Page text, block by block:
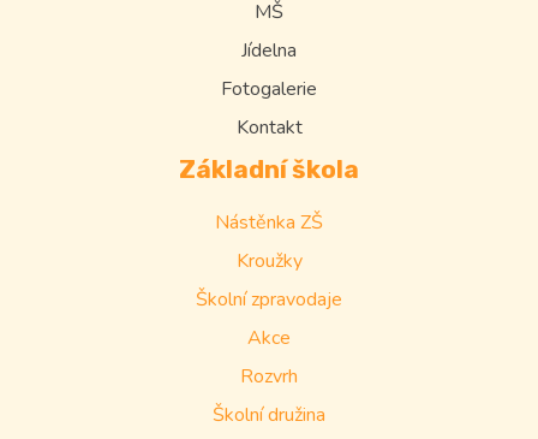
MŠ
Jídelna
Fotogalerie
Kontakt
Základní škola
Nástěnka ZŠ
Kroužky
Školní zpravodaje
Akce
Rozvrh
Školní družina